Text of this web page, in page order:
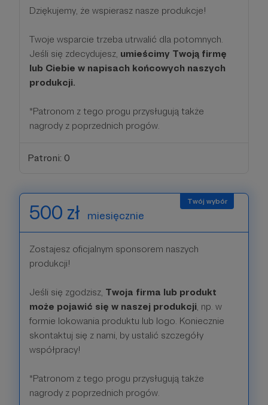
Dziękujemy, że wspierasz nasze produkcje!
Twoje wsparcie trzeba utrwalić dla potomnych.
Jeśli się zdecydujesz, umieścimy Twoją firmę
lub Ciebie w napisach końcowych naszych
produkcji.
*Patronom z tego progu przysługują także
nagrody z poprzednich progów.
Patroni: 0
500 zł miesięcznie
Zostajesz oficjalnym sponsorem naszych
produkcji!
Jeśli się zgodzisz, Twoja firma lub produkt
może pojawić się w naszej produkcji , np. w
formie lokowania produktu lub logo. Koniecznie
skontaktuj się z nami, by ustalić szczegóły
współpracy!
*Patronom z tego progu przysługują także
nagrody z poprzednich progów.